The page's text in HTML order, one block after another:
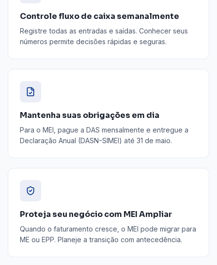
Controle fluxo de caixa semanalmente
Registre todas as entradas e saídas. Conhecer seus
números permite decisões rápidas e seguras.
Mantenha suas obrigações em dia
Para o MEI, pague a DAS mensalmente e entregue a
Declaração Anual (DASN-SIMEI) até 31 de maio.
Proteja seu negócio com MEI Ampliar
Quando o faturamento cresce, o MEI pode migrar para
ME ou EPP. Planeje a transição com antecedência.